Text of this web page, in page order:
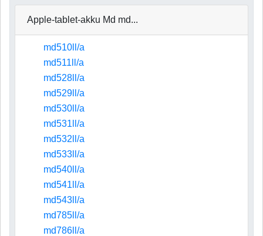
Apple-tablet-akku Md md...
md510ll/a
md511ll/a
md528ll/a
md529ll/a
md530ll/a
md531ll/a
md532ll/a
md533ll/a
md540ll/a
md541ll/a
md543ll/a
md785ll/a
md786ll/a